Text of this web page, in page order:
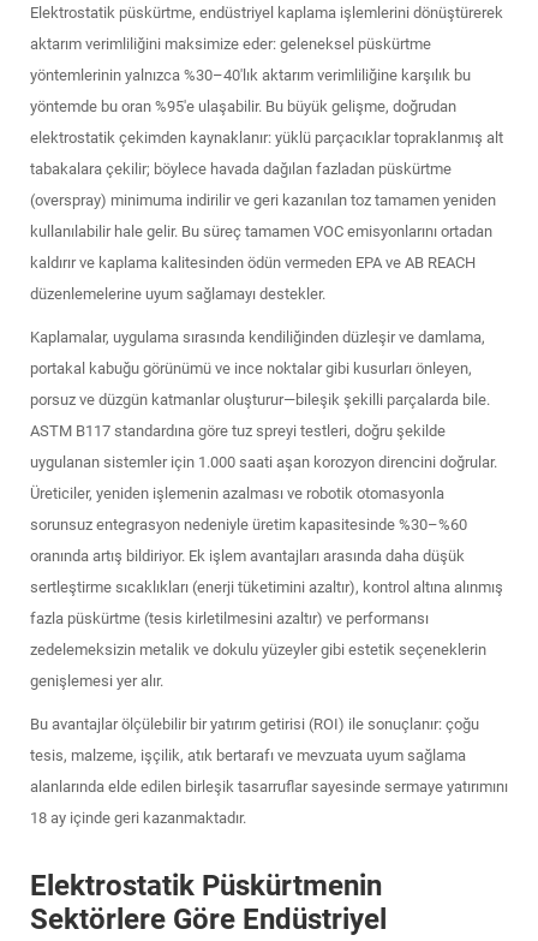
Elektrostatik püskürtme, endüstriyel kaplama işlemlerini dönüştürerek
aktarım verimliliğini maksimize eder: geleneksel püskürtme
yöntemlerinin yalnızca %30–40'lık aktarım verimliliğine karşılık bu
yöntemde bu oran %95'e ulaşabilir. Bu büyük gelişme, doğrudan
elektrostatik çekimden kaynaklanır: yüklü parçacıklar topraklanmış alt
tabakalara çekilir; böylece havada dağılan fazladan püskürtme
(overspray) minimuma indirilir ve geri kazanılan toz tamamen yeniden
kullanılabilir hale gelir. Bu süreç tamamen VOC emisyonlarını ortadan
kaldırır ve kaplama kalitesinden ödün vermeden EPA ve AB REACH
düzenlemelerine uyum sağlamayı destekler.
Kaplamalar, uygulama sırasında kendiliğinden düzleşir ve damlama,
portakal kabuğu görünümü ve ince noktalar gibi kusurları önleyen,
porsuz ve düzgün katmanlar oluşturur—bileşik şekilli parçalarda bile.
ASTM B117 standardına göre tuz spreyi testleri, doğru şekilde
uygulanan sistemler için 1.000 saati aşan korozyon direncini doğrular.
Üreticiler, yeniden işlemenin azalması ve robotik otomasyonla
sorunsuz entegrasyon nedeniyle üretim kapasitesinde %30–%60
oranında artış bildiriyor. Ek işlem avantajları arasında daha düşük
sertleştirme sıcaklıkları (enerji tüketimini azaltır), kontrol altına alınmış
fazla püskürtme (tesis kirletilmesini azaltır) ve performansı
zedelemeksizin metalik ve dokulu yüzeyler gibi estetik seçeneklerin
genişlemesi yer alır.
Bu avantajlar ölçülebilir bir yatırım getirisi (ROI) ile sonuçlanır: çoğu
tesis, malzeme, işçilik, atık bertarafı ve mevzuata uyum sağlama
alanlarında elde edilen birleşik tasarruflar sayesinde sermaye yatırımını
18 ay içinde geri kazanmaktadır.
Elektrostatik Püskürtmenin
Sektörlere Göre Endüstriyel